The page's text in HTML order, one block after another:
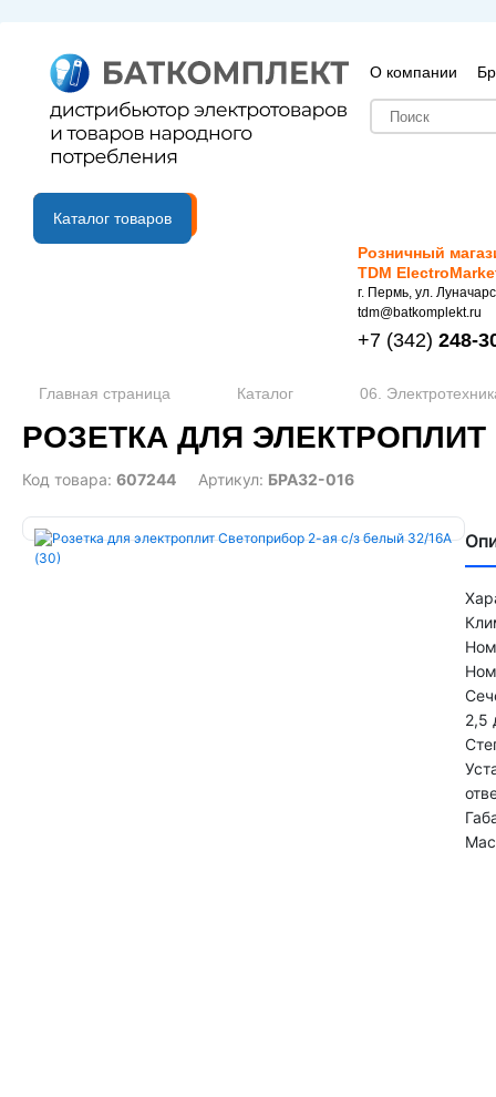
О компании
B2B портал
Каталог товаров
Розничный
TDM
г. Пермь, ул.
tdm@batkomplekt.ru
+7 (342) 248-
Главная страница Каталог 06.
РОЗЕТКА ДЛЯ ЭЛЕКТРОПЛИТ
Код товара: 607244 Артикул: БРА32-016
2,5